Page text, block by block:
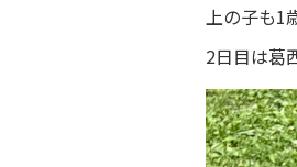
上の子も1
2日目は葛